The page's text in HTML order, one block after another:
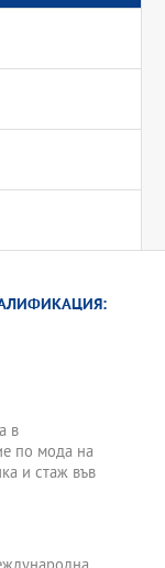
в
по мода на
и стаж във